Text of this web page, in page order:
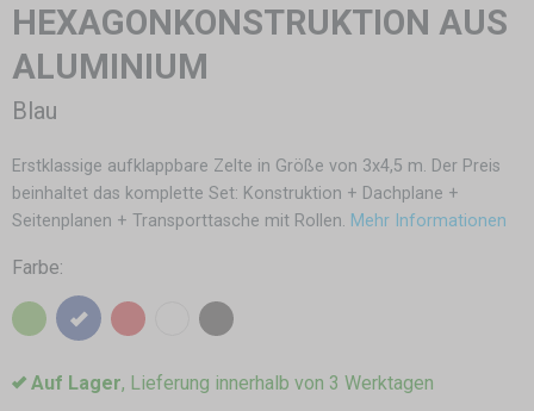
HEXAGONKONSTRUKTION AUS
ALUMINIUM
Blau
Erstklassige aufklappbare Zelte in Größe von 3x4,5 m. Der Preis
beinhaltet das komplette Set: Konstruktion + Dachplane +
Seitenplanen + Transporttasche mit Rollen. Mehr Informationen
Farbe:
Auf Lager, Lieferung innerhalb von 3 Werktagen